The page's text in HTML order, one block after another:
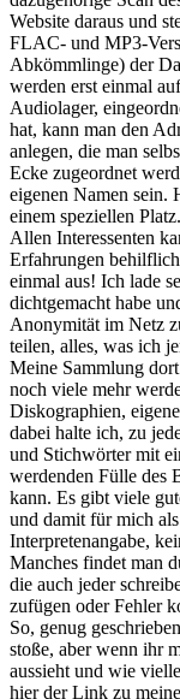
Website daraus und
FLAC- und MP3-
Abkömmlinge) der
werden erst einmal
Audiolager,
hat, kann man den
anlegen, die man
Ecke zugeordnet
eigenen Namen sein.
einem speziellen Platz.
Allen Interessenten
Erfahrungen
einmal aus! Ich lade
dichtgemacht habe
Anonymität im Netz
teilen, alles, was ich
Meine Sammlung
noch viele mehr
Diskographien,
dabei halte ich, zu
und Stichwörter mit
werdenden Fülle des
kann. Es gibt viele
und damit für mich
Interpretenangabe,
Manches findet man
die auch jeder
zufügen oder Fehler
So, genug
stoße, aber wenn ihr
aussieht und wie
hier der Link zu